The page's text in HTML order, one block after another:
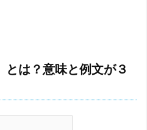
とは？意味と例文が３